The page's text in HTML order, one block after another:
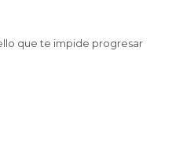
que te impide progresar